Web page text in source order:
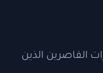
القاصرين الذين